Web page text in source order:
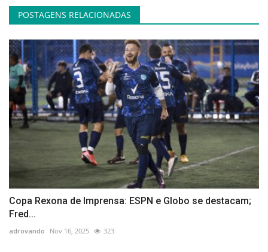
POSTAGENS RELACIONADAS
Copa Rexona de Imprensa: ESPN e Globo se destacam;
Fred...
adrovando Nov 16, 2025 323